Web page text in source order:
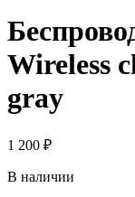
Wireless
gray
1 200 ₽
В наличии